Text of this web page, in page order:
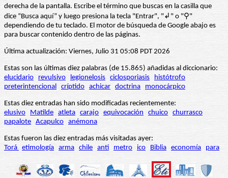
derecha de la pantalla. Escribe el término que buscas en la casilla que
dice “Busca aquí” y luego presiona la tecla "Entrar", "↲" o "⚲"
dependiendo de tu teclado. El motor de búsqueda de Google abajo es
para buscar contenido dentro de las páginas.
Última actualización: Viernes, Julio 31 05:08 PDT 2026
Estas son las últimas diez palabras (de 15.865) añadidas al diccionario:
elucidario
revulsivo legionelosis ciclosporiasis
histótrofo
preterintencional críptido achicar doctrina monocárpico
Estas diez entradas han sido modificadas recientemente:
elusivo
Matilde atleta carajo equivocación chuico churrasco
papalote Acapulco anémona
Estas fueron las diez entradas más visitadas ayer:
Torá etimología arma chile anti metro ico Biblia economía para